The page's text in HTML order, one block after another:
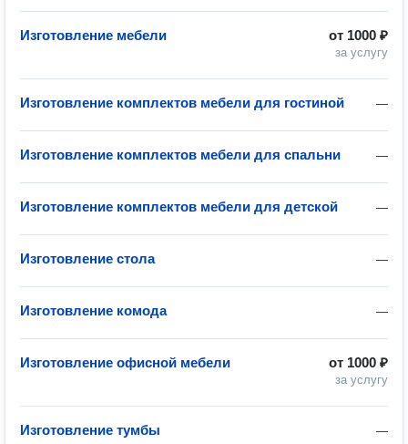
от 1000 ₽
за услугу
Изготовление мебели
—
Изготовление комплектов мебели для гостиной
—
Изготовление комплектов мебели для спальни
—
Изготовление комплектов мебели для детской
—
Изготовление стола
—
Изготовление комода
от 1000 ₽
за услугу
Изготовление офисной мебели
—
Изготовление тумбы